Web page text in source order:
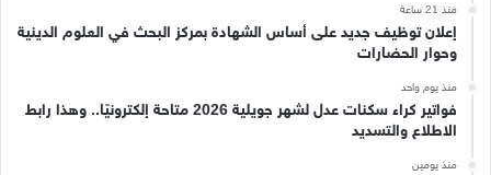
منذ 21 ساعة
إعلان توظيف جديد على أساس الشهادة بمركز البحث في العلوم الدينية
وحوار الحضارات
منذ يوم واحد
فواتير كراء سكنات عدل لشهر جويلية 2026 متاحة إلكترونيًا.. وهذا رابط
الاطلاع والتسديد
منذ يومين